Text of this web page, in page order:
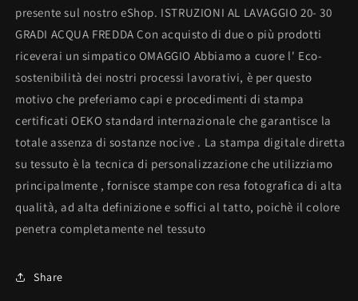
presente sul nostro eShop. ISTRUZIONI AL LAVAGGIO 20- 30
GRADI ACQUA FREDDA Con acquisto di due o più prodotti
riceverai un simpatico OMAGGIO Abbiamo a cuore l' Eco-
sostenibilità dei nostri processi lavorativi, è per questo
motivo che preferiamo capi e procedimenti di stampa
certificati OEKO standard internazionale che garantisce la
totale assenza di sostanze nocive . La stampa digitale diretta
su tessuto è la tecnica di personalizzazione che utilizziamo
principalmente , fornisce stampe con resa fotografica di alta
qualità, ad alta definizione e soffici al tatto, poichè il colore
penetra completamente nel tessuto
Share